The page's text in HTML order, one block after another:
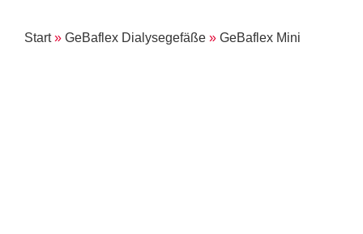
Start » GeBaflex Dialysegefäße » GeBaflex Mini